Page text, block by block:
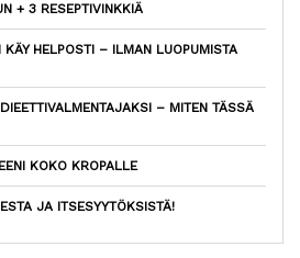
+ 3 RESEPTIVINKKIÄ
KÄY HELPOSTI – ILMAN LUOPUMISTA
– MITEN TÄSSÄ
KOKO KROPALLE
JA ITSESYYTÖKSISTÄ!